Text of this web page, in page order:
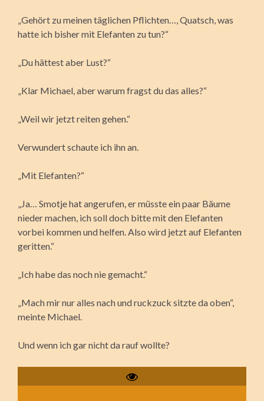
„Gehört zu meinen täglichen Pflichten…, Quatsch, was
hatte ich bisher mit Elefanten zu tun?“
„Du hättest aber Lust?“
„Klar Michael, aber warum fragst du das alles?“
„Weil wir jetzt reiten gehen.“
Verwundert schaute ich ihn an.
„Mit Elefanten?“
„Ja… Smotje hat angerufen, er müsste ein paar Bäume
nieder machen, ich soll doch bitte mit den Elefanten
vorbei kommen und helfen. Also wird jetzt auf Elefanten
geritten.“
„Ich habe das noch nie gemacht.“
„Mach mir nur alles nach und ruckzuck sitzte da oben“,
meinte Michael.
Und wenn ich gar nicht da rauf wollte?